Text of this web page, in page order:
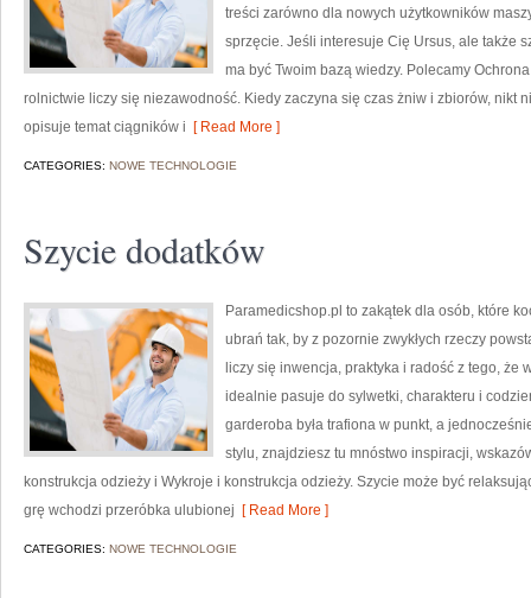
treści zarówno dla nowych użytkowników
sprzęcie. Jeśli interesuje Cię Ursus, ale także
ma być Twoim bazą wiedzy. Polecamy
rolnictwie liczy się niezawodność. Kiedy zaczyna się czas żniw i zbiorów, nikt
opisuje temat ciągników i [ Read More ]
CATEGORIES: NOWE TECHNOLOGIE
Szycie dodatków
Paramedicshop.pl to zakątek dla osób, które
ubrań tak, by z pozornie zwykłych rzeczy
liczy się inwencja, praktyka i radość z tego, że
idealnie pasuje do sylwetki, charakteru i
garderoba była trafiona w punkt, a
stylu, znajdziesz tu mnóstwo inspiracji,
konstrukcja odzieży i Wykroje i konstrukcja odzieży. Szycie może być
grę wchodzi przeróbka ulubionej [ Read More ]
CATEGORIES: NOWE TECHNOLOGIE